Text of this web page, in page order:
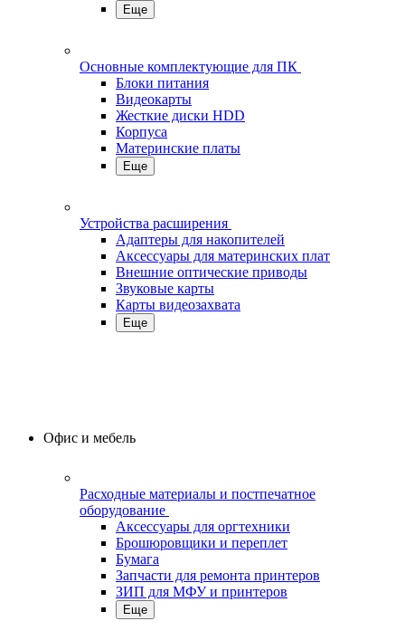
Еще
Основные комплектующие для ПК
Блоки питания
Видеокарты
Жесткие диски HDD
Корпуса
Материнские платы
Еще
Устройства расширения
Адаптеры для накопителей
Аксессуары для материнских плат
Внешние оптические приводы
Звуковые карты
Карты видеозахвата
Еще
Офис и мебель
Расходные материалы и постпечатное
оборудование
Аксессуары для оргтехники
Брошюровщики и переплет
Бумага
Запчасти для ремонта принтеров
ЗИП для МФУ и принтеров
Еще